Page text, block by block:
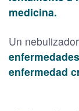
medicina.
Un nebulizador
enfermedad